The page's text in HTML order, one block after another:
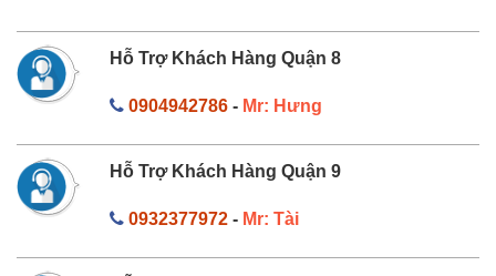
Hỗ Trợ Khách Hàng Quận 8
0904942786- Mr: Hưng
Hỗ Trợ Khách Hàng Quận 9
0932377972- Mr: Tài